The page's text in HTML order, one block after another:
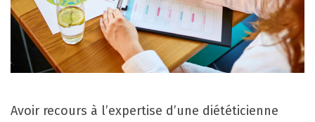
Avoir recours à l’expertise d’une diététicienne